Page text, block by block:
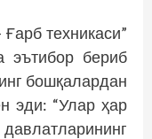
техникаси”
эътибор бериб
бошқалардан
эди: “Улар ҳар